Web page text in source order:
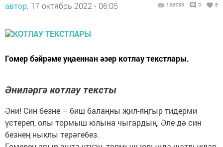
автор, 17 октябрь 2022 - 06:05 136783 0 8
Гомер бәйрәме уңаеннан әзер котлау текстлары.
Әниләргә котлау тексты
Әни! Син безне – биш балаңны җил-яңгыр тидерми
үстереп, олы тормыш юлына чыгардың. Әле дә син
безнең ныклы терәгебез.